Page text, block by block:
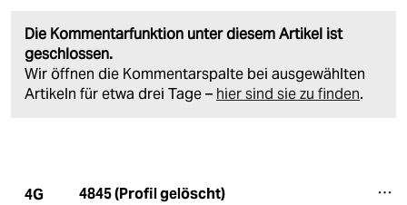
Die Kommentarfunktion unter diesem Artikel ist
geschlossen.
Wir öffnen die Kommentarspalte bei ausgewählten
Artikeln für etwa drei Tage – hier sind sie zu finden.
4G 4845 (Profil gelöscht)